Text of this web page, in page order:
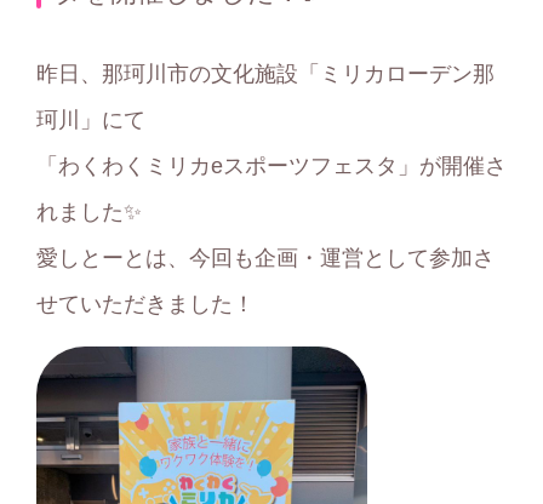
昨日、那珂川市の文化施設「ミリカローデン那
珂川」にて
「わくわくミリカeスポーツフェスタ」が開催さ
れました✨
愛しとーとは、今回も企画・運営として参加さ
せていただきました！